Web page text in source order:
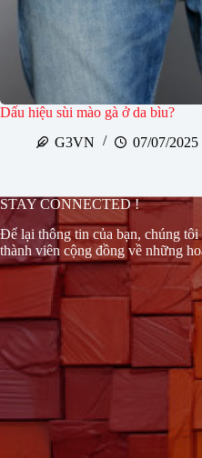
Dấu hiệu sùi mào gà ở da bìu?
G3VN
07/07/2025
STAY CONNECTED !
Để lại thông tin của bạn, chúng tôi
thành viên cộng đồng về những